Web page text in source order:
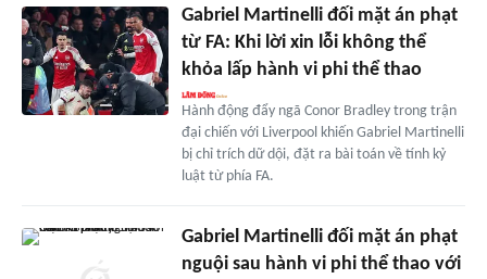
Gabriel Martinelli đối mặt án phạt
từ FA: Khi lời xin lỗi không thể
khỏa lấp hành vi phi thể thao
Hành động đẩy ngã Conor Bradley trong trận
đại chiến với Liverpool khiến Gabriel Martinelli
bị chỉ trích dữ dội, đặt ra bài toán về tính kỷ
luật từ phía FA.
Gabriel Martinelli đối mặt án phạt
nguội sau hành vi phi thể thao với